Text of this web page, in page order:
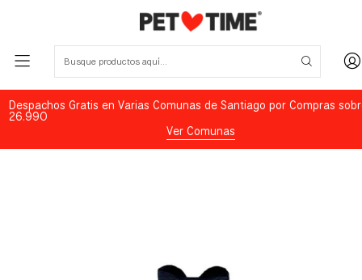
Despachos Gratis en Varias Comunas de Santiago por Compras
26.990
Ver Comunas